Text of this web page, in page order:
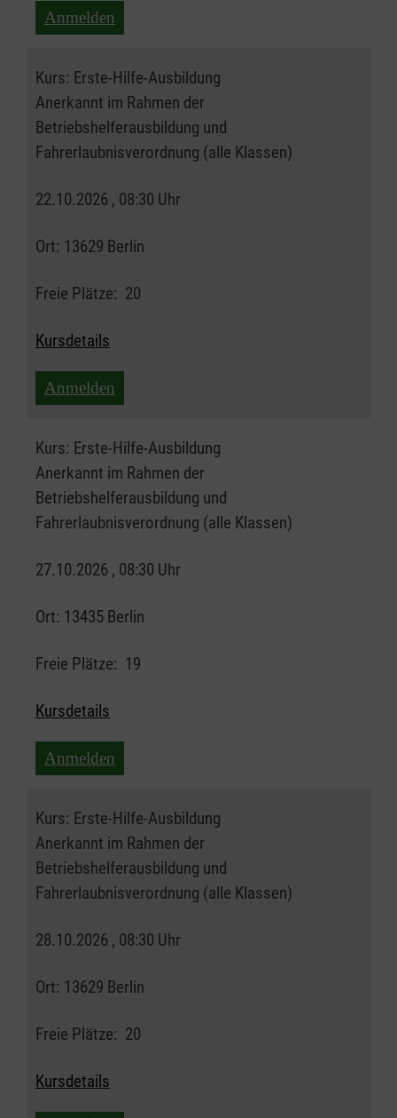
Anmelden
Kurs: Erste-Hilfe-Ausbildung
Anerkannt im Rahmen der
Betriebshelferausbildung und
Fahrerlaubnisverordnung (alle Klassen)
22.10.2026 , 08:30 Uhr
Ort: 13629 Berlin
Freie Plätze: 20
Kursdetails
Anmelden
Kurs: Erste-Hilfe-Ausbildung
Anerkannt im Rahmen der
Betriebshelferausbildung und
Fahrerlaubnisverordnung (alle Klassen)
27.10.2026 , 08:30 Uhr
Ort: 13435 Berlin
Freie Plätze: 19
Kursdetails
Anmelden
Kurs: Erste-Hilfe-Ausbildung
Anerkannt im Rahmen der
Betriebshelferausbildung und
Fahrerlaubnisverordnung (alle Klassen)
28.10.2026 , 08:30 Uhr
Ort: 13629 Berlin
Freie Plätze: 20
Kursdetails